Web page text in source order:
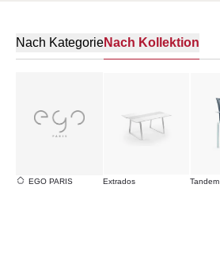
Nach KategorieNach Kollektion
EGO PARIS Extrados Tandem